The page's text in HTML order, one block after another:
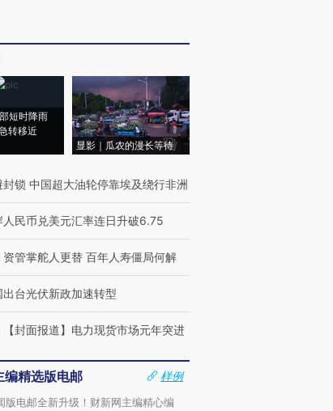
短时降雨
转移近
显影｜瓜农的漫长等待
封锁 中国超大油轮停靠埃及绕行非洲
人民币兑美元汇率连日升破6.75
资管掌舵人更替 百年人寿僵局何解
出台光伏新政加速转型
【封面报道】电力现货市场元年突进
编精选版电邮
样例
版电邮全新升级！财新网主编精心编